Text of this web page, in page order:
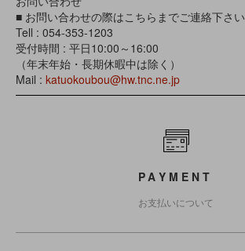
■ お問い合わせの際はこちらまでご連絡下さい
Tell : 054-353-1203
受付時間 : 平日10:00～16:00
（年末年始・長期休暇中は除く）
Mail : katuokoubou@hw.tnc.ne.jp
PAYMENT
お支払いについて